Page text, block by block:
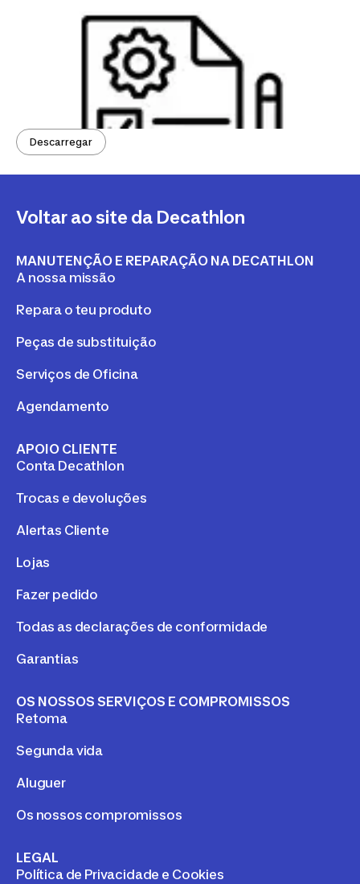
Descarregar
Voltar ao site da Decathlon
MANUTENÇÃO E REPARAÇÃO NA DECATHLON
A nossa missão
Repara o teu produto
Peças de substituição
Serviços de Oficina
Agendamento
APOIO CLIENTE
Conta Decathlon
Trocas e devoluções
Alertas Cliente
Lojas
Fazer pedido
Todas as declarações de conformidade
Garantias
OS NOSSOS SERVIÇOS E COMPROMISSOS
Retoma
Segunda vida
Aluguer
Os nossos compromissos
LEGAL
Política de Privacidade e Cookies